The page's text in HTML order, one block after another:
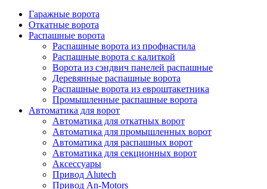
Гаражные ворота
Откатные ворота
Распашные ворота
Распашные ворота из профнастила
Распашные ворота с калиткой
Ворота из сэндвич панелей распашные
Деревянные распашные ворота
Распашные ворота из евроштакетника
Промышленные распашные ворота
Автоматика для ворот
Автоматика для откатных ворот
Автоматика для промышленных ворот
Автоматика для распашных ворот
Автоматика для секционных ворот
Аксессуары
Привод Alutech
Привод An-Motors